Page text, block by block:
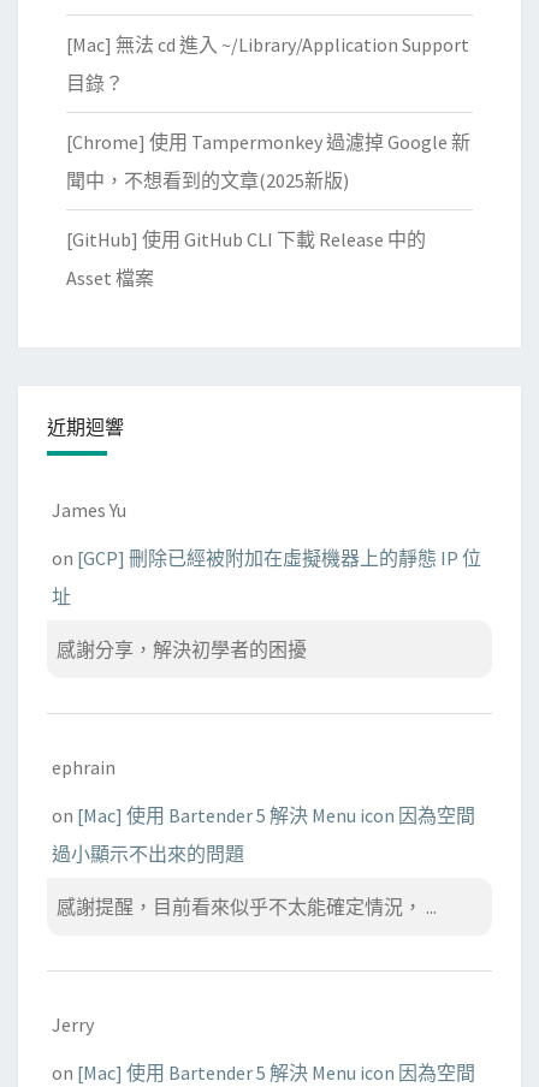
[Mac] 無法 cd 進入 ~/Library/Application Support
目錄？
[Chrome] 使用 Tampermonkey 過濾掉 Google 新
聞中，不想看到的文章(2025新版)
[GitHub] 使用 GitHub CLI 下載 Release 中的
Asset 檔案
近期迴響
James Yu
on [GCP] 刪除已經被附加在虛擬機器上的靜態 IP 位
址
感謝分享，解決初學者的困擾
ephrain
on [Mac] 使用 Bartender 5 解決 Menu icon 因為空間
過小顯示不出來的問題
感謝提醒，目前看來似乎不太能確定情況， ...
Jerry
on [Mac] 使用 Bartender 5 解決 Menu icon 因為空間